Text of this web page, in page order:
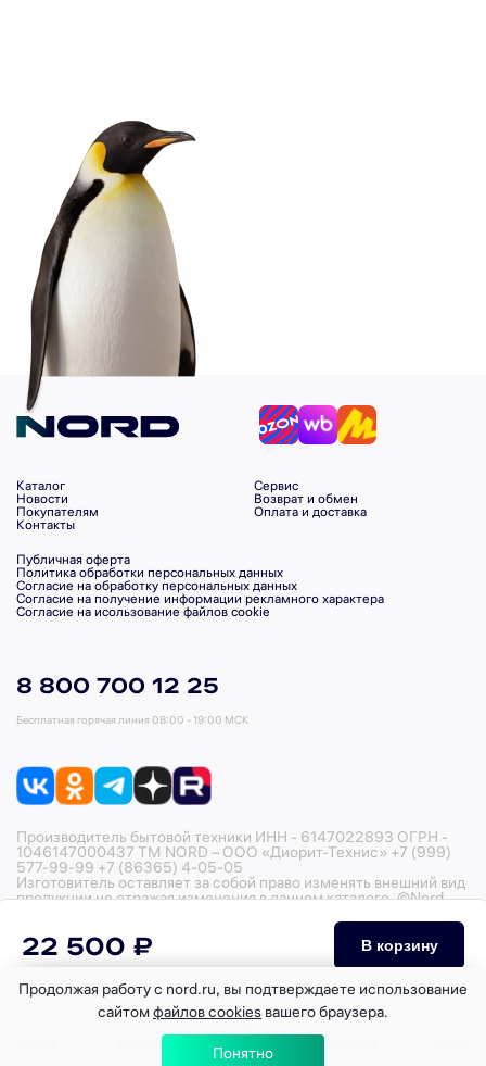
Каталог
Новости
Покупателям
Контакты
Сервис
Возврат и обмен
Оплата и доставка
Публичная оферта
Политика обработки персональных данных
Согласие на обработку персональных данных
Согласие на получение информации рекламного характера
Согласие на исользование файлов cookie
8 800 700 12 25
Бесплатная горячая линия 08:00 - 19:00 МСК
Производитель бытовой техники ИНН - 6147022893 ОГРН -
1046147000437 ТМ NORD – ООО «Диорит-Технис» +7 (999)
577-99-99 +7 (86365) 4-05-05
Изготовитель оставляет за собой право изменять внешний вид
продукции не отражая изменения в данном каталоге. ©Nord,
Избранное
Продолжая работу с nord.ru, вы подтверждаете использование
сайтом файлов cookies вашего браузера.
Понятно
22 500 ₽ В корзину